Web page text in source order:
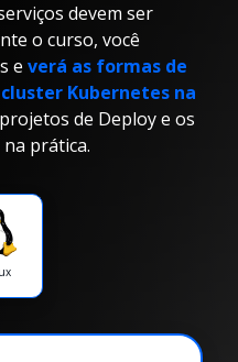
devem ser
o curso, você
e verá as formas de
Kubernetes na
de Deploy e os
prática.